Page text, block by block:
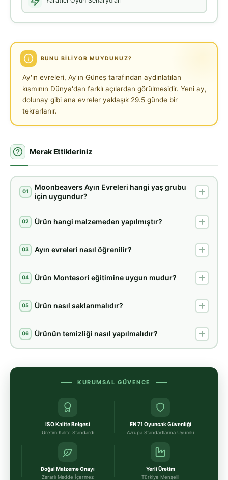
BUNU BILIYOR MUYDUNUZ?
Ay'ın evreleri, Ay'ın Güneş tarafından aydınlatılan
kısmının Dünya'dan farklı açılardan görülmesidir. Yeni ay,
dolunay gibi ana evreler yaklaşık 29.5 günde bir
tekrarlanır.
Merak Ettikleriniz
01
Moonbeavers Ayın Evreleri hangi yaş grubu
için uygundur?
02 Ürün hangi malzemeden yapılmıştır?
03 Ayın evreleri nasıl öğrenilir?
04 Ürün Montesori eğitimine uygun mudur?
05 Ürün nasıl saklanmalıdır?
06 Ürünün temizliği nasıl yapılmalıdır?
KURUMSAL GÜVENCE
ISO Kalite Belgesi
Üretim Kalite Standardı
EN 71 Oyuncak Güvenliği
Avrupa Standartlarına Uyumlu
Doğal Malzeme Onayı
Zararlı Madde İçermez
Yerli Üretim
Türkiye Menşeili